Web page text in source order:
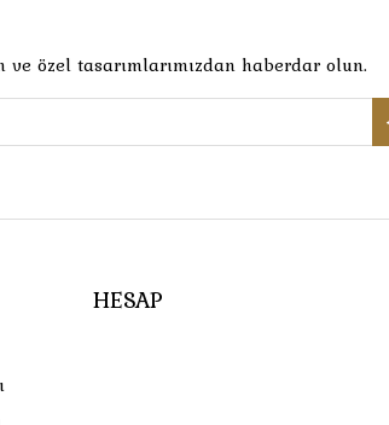
ve özel tasarımlarımızdan haberdar olun.
HESAP